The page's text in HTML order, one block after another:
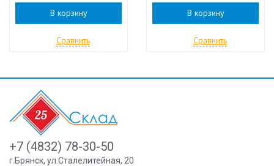
В корзину
Сравнить
В корзину
Сравнить
+7 (4832) 78-30-50
г.Брянск, ул.Сталелитейная, 20